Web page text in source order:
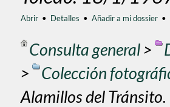
Abrir • Detalles • Añadir a mi dossier •
Consulta general>
>
Colección
Alamillos del Tránsito.